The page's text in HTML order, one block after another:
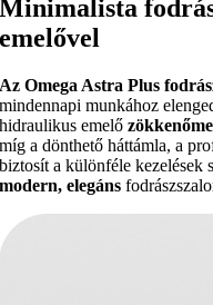
Minimalista
emelővel
Az Omega Astra Plus
mindennapi munkához
hidraulikus emelő
míg a dönthető háttámla, a
biztosít a különféle
modern, elegáns